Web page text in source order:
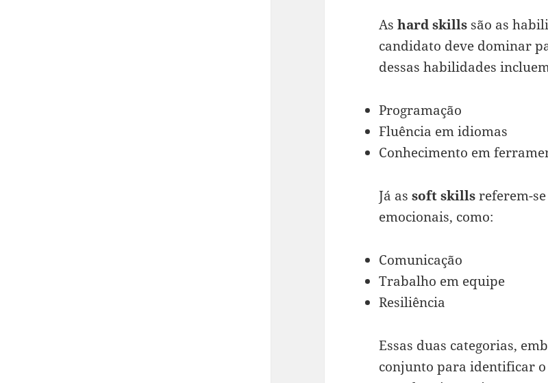
Ashard skills são as
candidato deve dominar
dessas habilidades
Programação
Fluência em idiomas
Conhecimento em
Já assoft skillsreferem-
emocionais, como:
Comunicação
Trabalho em equipe
Resiliência
Essas duas categorias,
conjunto para identificar